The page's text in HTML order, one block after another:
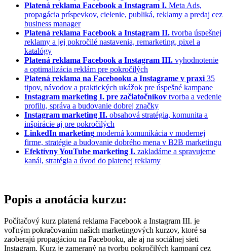
Platená reklama Facebook a Instagram I. Meta Ads,
propagácia príspevkov, cielenie, publiká, reklamy a predaj cez
business manager
Platená reklama Facebook a Instagram II. tvorba úspešnej
reklamy a jej pokročilé nastavenia, remarketing, pixel a
katalógy
Platená reklama Facebook a Instagram III. vyhodnotenie
a optimalizácia reklám pre pokročilých
Platená reklama na Facebooku a Instagrame v praxi 35
tipov, návodov a praktických ukážok pre úspešné kampane
Instagram marketing I. pre začiatočníkov tvorba a vedenie
profilu, správa a budovanie dobrej značky
Instagram marketing II. obsahová stratégia, komunita a
inšpirácie aj pre pokročilých
LinkedIn marketing moderná komunikácia v modernej
firme, stratégie a budovanie dobrého mena v B2B marketingu
Efektívny YouTube marketing I. zakladáme a spravujeme
kanál, stratégia a úvod do platenej reklamy
Popis a anotácia kurzu:
Počítačový kurz platená reklama Facebook a Instagram III. je
voľným pokračovaním našich marketingových kurzov, ktoré sa
zaoberajú propagáciou na Facebooku, ale aj na sociálnej sieti
Instagram. Kurz je zameraný na tvorbu pokročilých kampaní cez